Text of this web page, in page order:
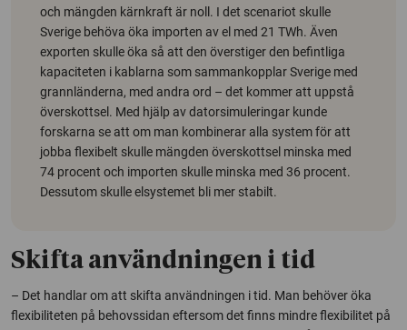
och mängden kärnkraft är noll. I det scenariot skulle
Sverige behöva öka importen av el med 21 TWh. Även
exporten skulle öka så att den överstiger den befintliga
kapaciteten i kablarna som sammankopplar Sverige med
grannländerna, med andra ord – det kommer att uppstå
överskottsel. Med hjälp av datorsimuleringar kunde
forskarna se att om man kombinerar alla system för att
jobba flexibelt skulle mängden överskottsel minska med
74 procent och importen skulle minska med 36 procent.
Dessutom skulle elsystemet bli mer stabilt.
Skifta användningen i tid
– Det handlar om att skifta användningen i tid. Man behöver öka
flexibiliteten på behovssidan eftersom det finns mindre flexibilitet på